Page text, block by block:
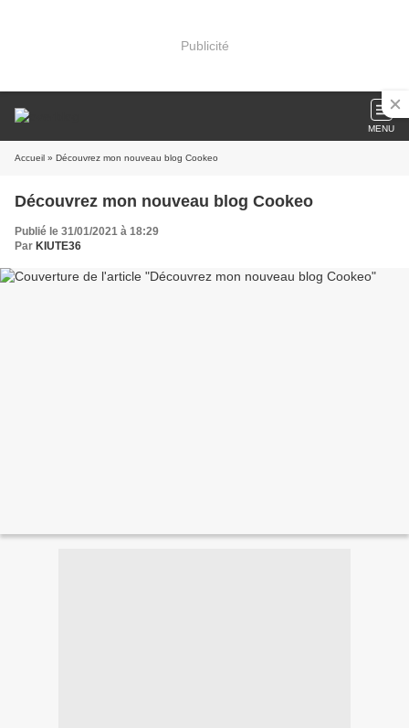
Publicité
MENU
Accueil » Découvrez mon nouveau blog Cookeo
Découvrez mon nouveau blog Cookeo
Publié le 31/01/2021 à 18:29
Par KIUTE36